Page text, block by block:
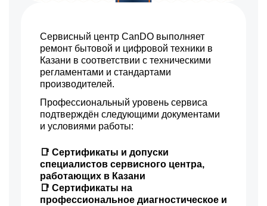
Сервисный центр CanDO выполняет
ремонт бытовой и цифровой техники в
Казани в соответствии с техническими
регламентами и стандартами
производителей.
Профессиональный уровень сервиса
подтверждён следующими документами
и условиями работы:
📑 Сертификаты и допуски
специалистов сервисного центра,
работающих в Казани
📑 Сертификаты на
профессиональное диагностическое и